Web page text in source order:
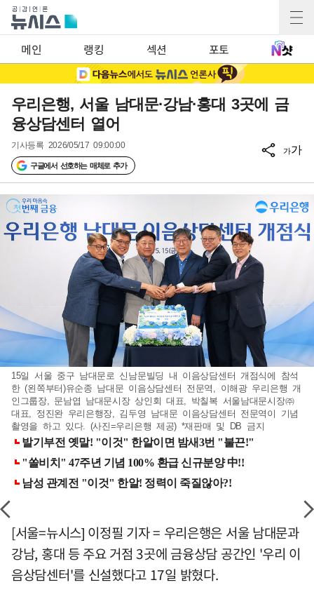
메인 랭킹 섹션 포토
우리은행, 서울 남대문·강남·홍대 3곳에 금
융상담센터 열어
기사등록 2026/05/17 09:00:00
구글에서 선호하는 매체로 추가
가가
15일 서울 중구 남대문로 신남문빌딩 내 이음상담센터 개점식에 참석
한 (왼쪽부터)유순종 남대문 이음상담센터 전문역, 이해광 우리은행 개
인그룹장, 문남엽 남대문시장 상인회 대표, 박칠복 서울남대문시장㈜
대표, 정진완 우리은행장, 김두영 남대문 이음상담센터 전문역이 기념
촬영을 하고 있다. (사진=우리은행 제공) *재판매 및 DB 금지
[서울=뉴시스] 이정필 기자 = 우리은행은 서울 남대문과
강남, 홍대 등 주요 거점 3곳에 금융상담 공간인 '우리 이
음상담센터'를 신설했다고 17일 밝혔다.